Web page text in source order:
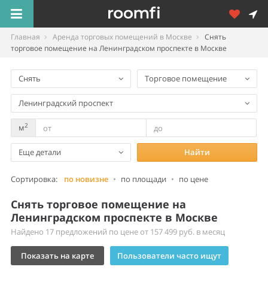
Главная Аренда торговых помещений в Москве
Снять
торговое помещение на Ленинградском проспекте в Москве
Снять Торговое помещение
Ленинградский проспект
м2
Еще детали Найти
Сортировка: по новизне • по площади • по цене
Снять торговое помещение на
Ленинградском проспекте в Москве
Найдено 17 предложений по цене от 157 499 руб. в месяц
Показать на карте Пользователи часто ищут